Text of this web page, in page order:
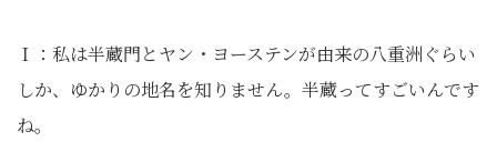
Ｉ：私は半蔵門とヤン・ヨーステンが由来の八重洲ぐらい
しか、ゆかりの地名を知りません。半蔵ってすごいんです
ね。